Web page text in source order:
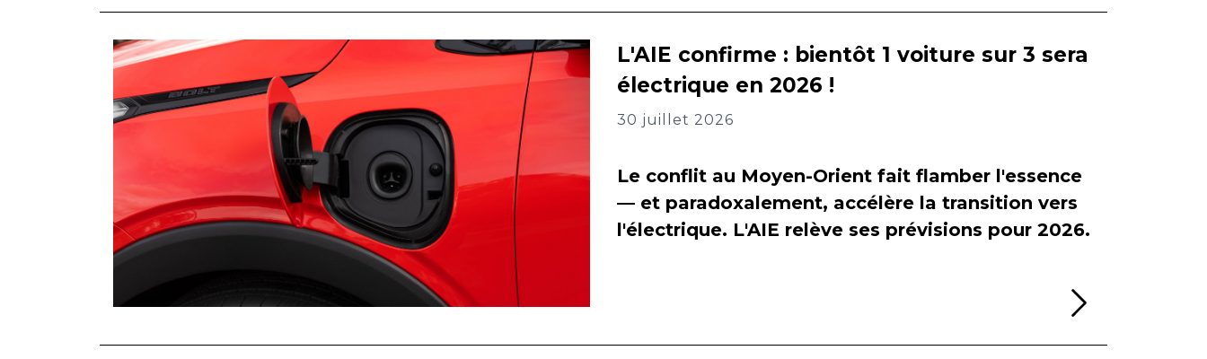
L'AIE confirme : bientôt 1 voiture sur 3 sera
électrique en 2026 !
30 juillet 2026
Le conflit au Moyen-Orient fait flamber l'essence
— et paradoxalement, accélère la transition vers
l'électrique. L'AIE relève ses prévisions pour 2026.